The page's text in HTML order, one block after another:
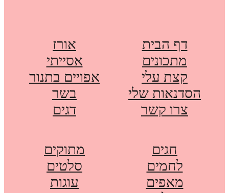
דף הבית
מתכונים
קצת עלי
הסדנאות שלי
צרו קשר
אורז
אסייתי
אפויים בתנור
בשר
דגים
חגים
לחמים
מאפים
מתוקים
סלטים
עוגות